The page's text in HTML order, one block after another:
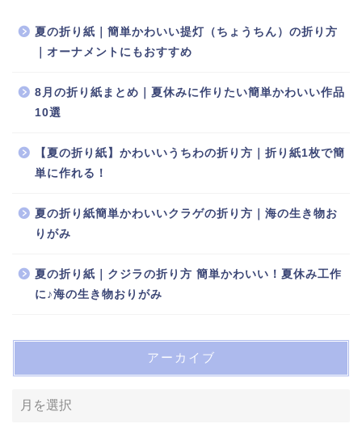
夏の折り紙｜簡単かわいい提灯（ちょうちん）の折り方
｜オーナメントにもおすすめ
8月の折り紙まとめ｜夏休みに作りたい簡単かわいい作品
10選
【夏の折り紙】かわいいうちわの折り方｜折り紙1枚で簡
単に作れる！
夏の折り紙簡単かわいいクラゲの折り方｜海の生き物お
りがみ
夏の折り紙｜クジラの折り方 簡単かわいい！夏休み工作
に♪海の生き物おりがみ
アーカイブ